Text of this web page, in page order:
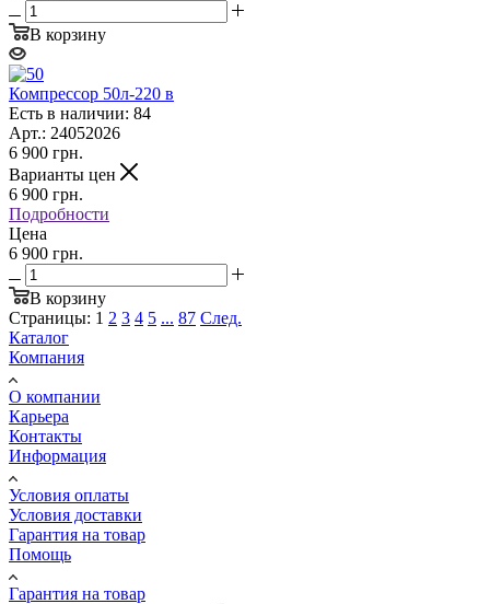
В корзину
Компрессор 50л-220 в
Есть в наличии: 84
Арт.: 24052026
6 900 грн.
Варианты цен
6 900 грн.
Подробности
Цена
6 900 грн.
В корзину
Страницы: 1 2 3 4 5 ... 87 След.
Каталог
Компания
О компании
Карьера
Контакты
Информация
Условия оплаты
Условия доставки
Гарантия на товар
Помощь
Гарантия на товар